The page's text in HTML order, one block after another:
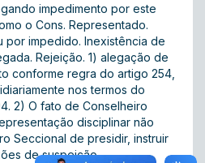
impedimento por este
o Cons. Representado.
por impedido. Inexistência de
Rejeição. 1) alegação de
conforme regra do artigo 254,
nos termos do
2) O fato de Conselheiro
disciplinar não
Seccional de presidir, instruir
de suspeição